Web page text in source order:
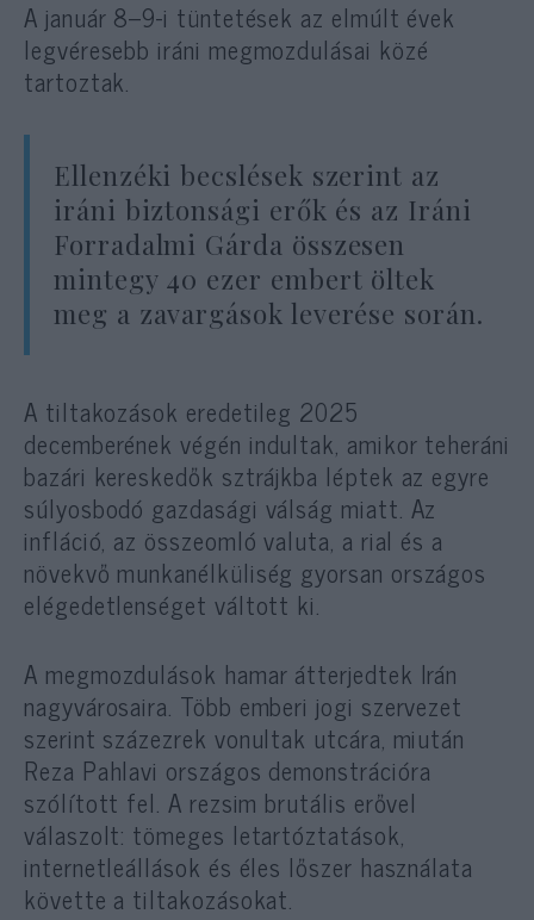
A január 8–9-i tüntetések az elmúlt évek
legvéresebb iráni megmozdulásai közé
tartoztak.
Ellenzéki becslések szerint az
iráni biztonsági erők és az Iráni
Forradalmi Gárda összesen
mintegy 40 ezer embert öltek
meg a zavargások leverése során.
A tiltakozások eredetileg 2025
decemberének végén indultak, amikor teheráni
bazári kereskedők sztrájkba léptek az egyre
súlyosbodó gazdasági válság miatt. Az
infláció, az összeomló valuta, a rial és a
növekvő munkanélküliség gyorsan országos
elégedetlenséget váltott ki.
A megmozdulások hamar átterjedtek Irán
nagyvárosaira. Több emberi jogi szervezet
szerint százezrek vonultak utcára, miután
Reza Pahlavi országos demonstrációra
szólított fel. A rezsim brutális erővel
válaszolt: tömeges letartóztatások,
internetleállások és éles lőszer használata
követte a tiltakozásokat.